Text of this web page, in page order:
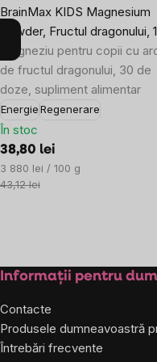
BrainMax KIDS Magnesium
Powder, Fructul dragonului,
Magneziu pentru copii cu
de fructul dragonului, 30 de
doze, supliment alimentar
EnergieRegenerare
În stoc
38,80 lei
Evaluare
preţ:
3 880 lei / 100 g
43,12 lei
Subsol
Informații pentru
Contacte
Produsele dumneavoastră
Întrebări frecvente